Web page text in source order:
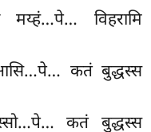
मय्हं…पे… विहरामि
कतं बुद्धस्स
कतं बुद्धस्स